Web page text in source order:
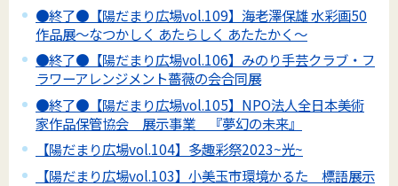
●終了●【陽だまり広場vol.109】海老澤保雄 水彩画50
作品展～なつかしく あたらしく あたたかく～
●終了●【陽だまり広場vol.106】みのり手芸クラブ・フ
ラワーアレンジメント薔薇の会合同展
●終了●【陽だまり広場vol.105】NPO法人全日本美術
家作品保管協会 展示事業 『夢幻の未来』
【陽だまり広場vol.104】多趣彩祭2023~光~
【陽だまり広場vol.103】小美玉市環境かるた 標語展示